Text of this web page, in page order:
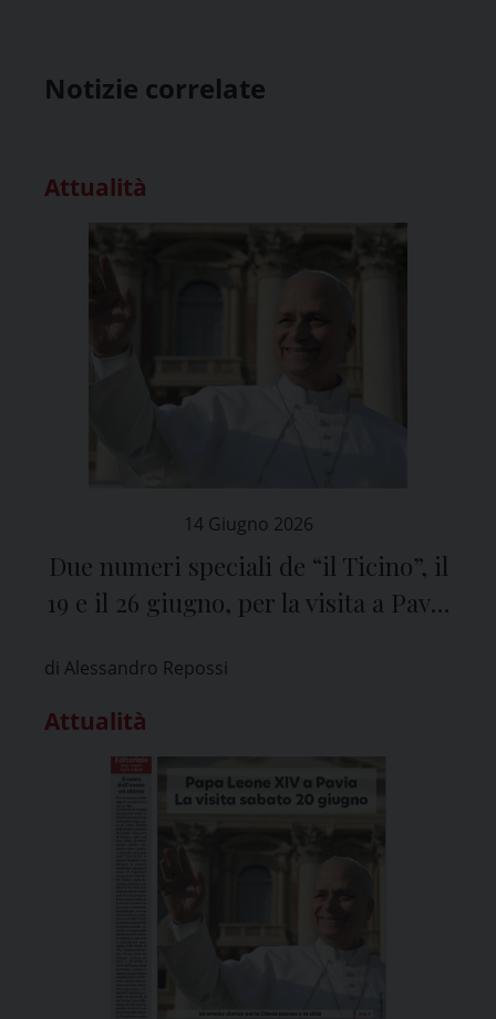
Notizie correlate
Attualità
14 Giugno 2026
Due numeri speciali de “il Ticino”, il
19 e il 26 giugno, per la visita a Pavia
di Alessandro Repossi
Attualità